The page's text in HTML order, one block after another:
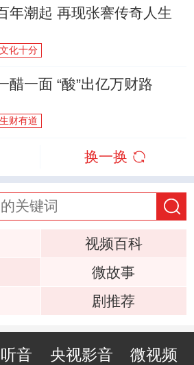
年潮起 再现张謇传奇人生
文化十分
醋一面 “酸”出亿万财路
生财有道
换一换
视频百科
微故事
剧推荐
听音 央视影音 微视频